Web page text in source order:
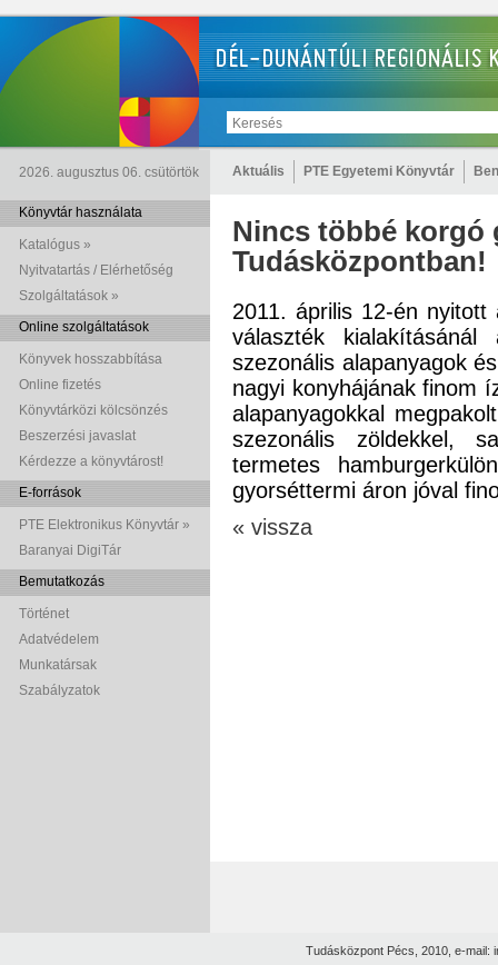
2026. augusztus 06. csütörtök Aktuális PTE Egyetemi Könyvtár
Könyvtár használata
Katalógus »
Nyitvatartás / Elérhetőség
Szolgáltatások »
Online szolgáltatások
Könyvek hosszabbítása
Online fizetés
Könyvtárközi kölcsönzés
Beszerzési javaslat
Kérdezze a könyvtárost!
E-források
PTE Elektronikus Könyvtár »
Baranyai DigiTár
Bemutatkozás
Történet
Adatvédelem
Munkatársak
Szabályzatok
Nincs többé korgó
Tudásközpontban!
2011. április 12-én
választék kialakításánál
szezonális alapanyagok
nagyi konyhájának finom
alapanyagokkal
szezonális zöldekkel,
termetes
gyorséttermi áron jóval
« vissza
Tudásközpont Pécs, 2010, e-mail: